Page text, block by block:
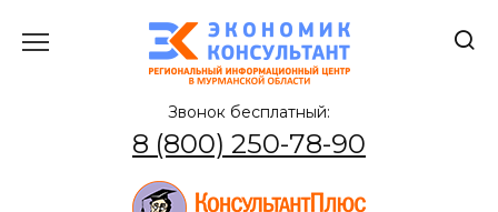
содержанию
Звонок бесплатный:
8 (800) 250-78-90